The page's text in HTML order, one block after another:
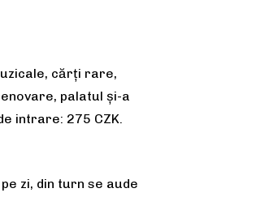
cărți rare,
palatul și-a
intrare: 275 CZK.
zi, din turn se aude